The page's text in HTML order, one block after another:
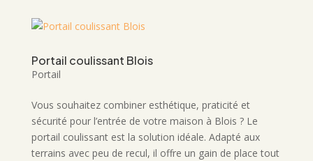
Portail coulissant Blois
Portail
Vous souhaitez combiner esthétique, praticité et
sécurité pour l’entrée de votre maison à Blois ? Le
portail coulissant est la solution idéale. Adapté aux
terrains avec peu de recul, il offre un gain de place tout